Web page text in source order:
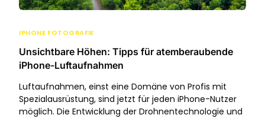
IPHONE FOTOGRAFIE
Unsichtbare Höhen: Tipps für atemberaubende
iPhone-Luftaufnahmen
Luftaufnahmen, einst eine Domäne von Profis mit
Spezialausrüstung, sind jetzt für jeden iPhone-Nutzer
möglich. Die Entwicklung der Drohnentechnologie und